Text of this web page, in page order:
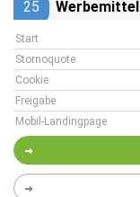
25 Werbemittel
Start
Stornoquote
Cookie
Freigabe
Mobil-Landingpage